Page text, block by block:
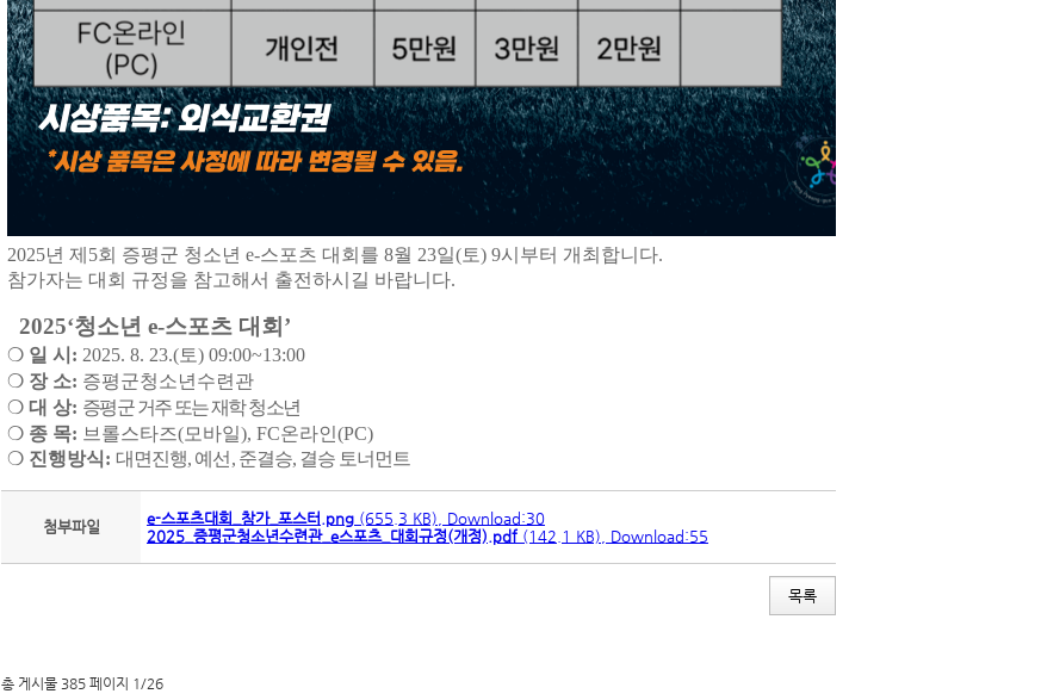
2025년 제5회 증평군 청소년 e-스포츠 대회를 8월 23일(토) 9시부터 개최합니다.
참가자는 대회 규정을 참고해서 출전하시길 바랍니다.
2025‘청소년 e-스포츠 대회 ’
❍ 일 시 : 2025. 8. 23.(토) 09:00~13:00
❍ 장 소: 증평군청소년수련관
❍ 대 상: 증평군 거주 또는 재학청소년
❍ 종 목: 브롤스타즈(모바일), FC온라인(PC)
❍ 진행방식: 대면진행, 예선 , 준결승, 결승 토너먼트
첨부파일 e-스포츠대회_참가_포스터.png (655.3 KB), Download:30
2025_증평군청소년수련관_e스포츠_대회규정(개정).pdf (142.1 KB), Download:55
총 게시물 385 페이지 1/26